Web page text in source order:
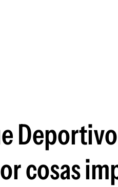
Deportivo
cosas